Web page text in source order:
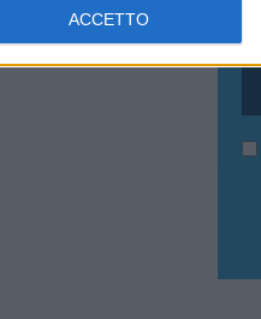
ACCETTO